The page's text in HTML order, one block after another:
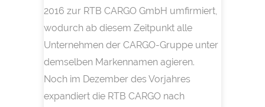
2016 zur RTB CARGO GmbH umfirmiert,
wodurch ab diesem Zeitpunkt alle
Unternehmen der CARGO-Gruppe unter
demselben Markennamen agieren.
Noch im Dezember des Vorjahres
expandiert die RTB CARGO nach